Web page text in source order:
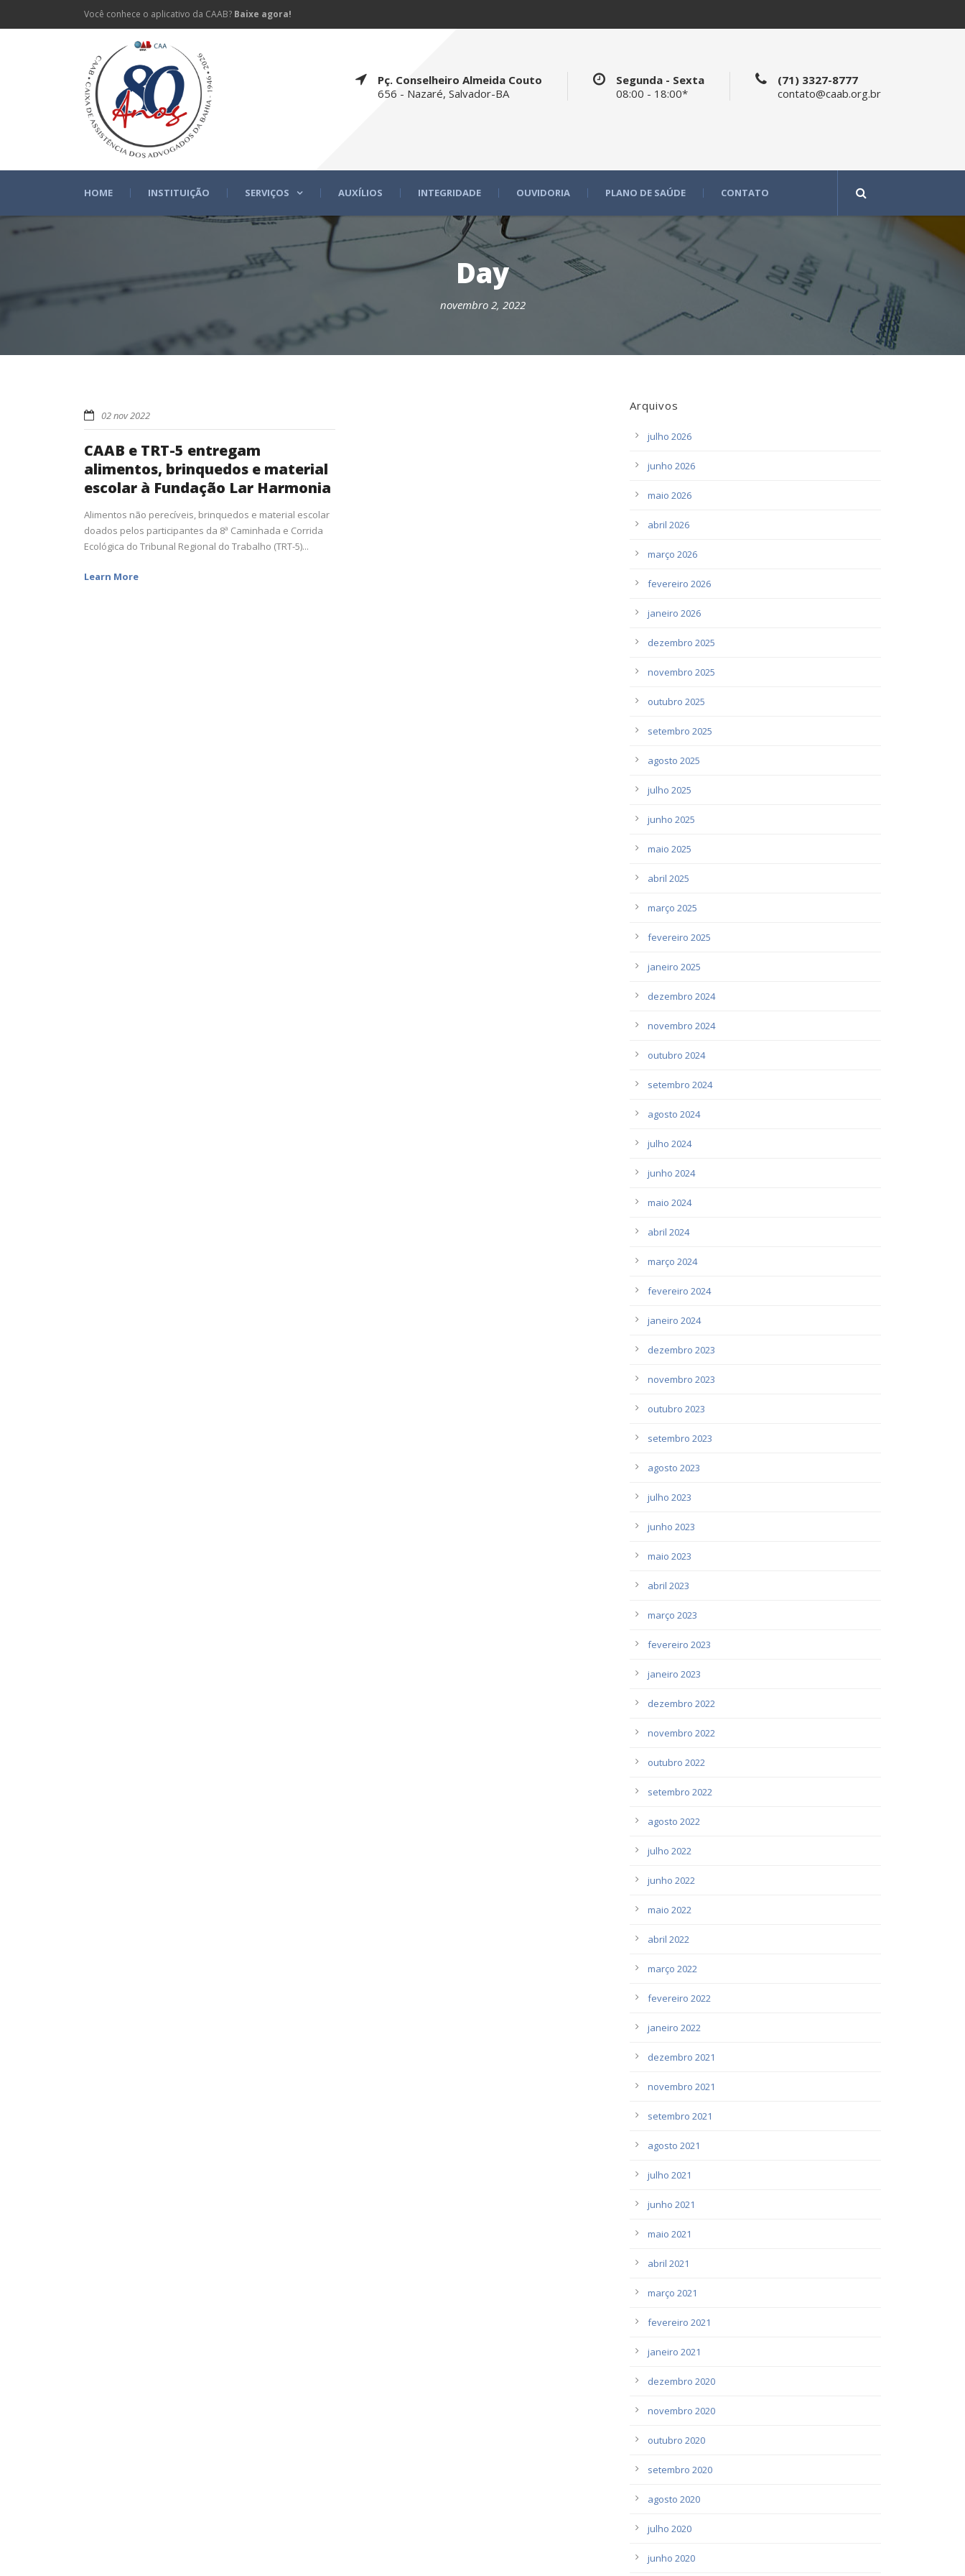
Você conhece o aplicativo da CAAB? Baixe agora!
Pç. Conselheiro Almeida Couto
656 - Nazaré, Salvador-BA
Segunda - Sexta
08:00 - 18:00*
(71) 3327-8777
contato@caab.org.br
HOME INSTITUIÇÃO SERVIÇOS AUXÍLIOS INTEGRIDADE OUVIDORIA PLANO DE SAÚDE CONTATO
Day
novembro 2, 2022
02 nov 2022
CAAB e TRT-5 entregam
alimentos, brinquedos e material
escolar à Fundação Lar Harmonia
Alimentos não perecíveis, brinquedos e material escolar
doados pelos participantes da 8ª Caminhada e Corrida
Ecológica do Tribunal Regional do Trabalho (TRT-5)...
Learn More
Arquivos
julho 2026
junho 2026
maio 2026
abril 2026
março 2026
fevereiro 2026
janeiro 2026
dezembro 2025
novembro 2025
outubro 2025
setembro 2025
agosto 2025
julho 2025
junho 2025
maio 2025
abril 2025
março 2025
fevereiro 2025
janeiro 2025
dezembro 2024
novembro 2024
outubro 2024
setembro 2024
agosto 2024
julho 2024
junho 2024
maio 2024
abril 2024
março 2024
fevereiro 2024
janeiro 2024
dezembro 2023
novembro 2023
outubro 2023
setembro 2023
agosto 2023
julho 2023
junho 2023
maio 2023
abril 2023
março 2023
fevereiro 2023
janeiro 2023
dezembro 2022
novembro 2022
outubro 2022
setembro 2022
agosto 2022
julho 2022
junho 2022
maio 2022
abril 2022
março 2022
fevereiro 2022
janeiro 2022
dezembro 2021
novembro 2021
setembro 2021
agosto 2021
julho 2021
junho 2021
maio 2021
abril 2021
março 2021
fevereiro 2021
janeiro 2021
dezembro 2020
novembro 2020
outubro 2020
setembro 2020
agosto 2020
julho 2020
junho 2020